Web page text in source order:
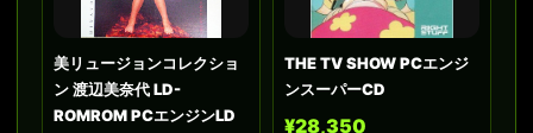
美リュージョンコレクショ
ン 渡辺美奈代 LD-
ROMROM PCエンジンLD
THE TV SHOW PCエンジ
ンスーパーCD
¥28,350